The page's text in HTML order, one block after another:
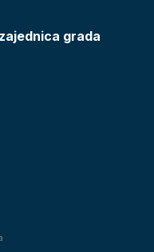
grada